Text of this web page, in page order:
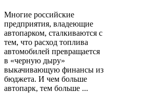
Многие российские
предприятия, владеющие
автопарком, сталкиваются с
тем, что расход топлива
автомобилей превращается
в «черную дыру»
выкачивающую финансы из
бюджета. И чем больше
автопарк, тем больше ...